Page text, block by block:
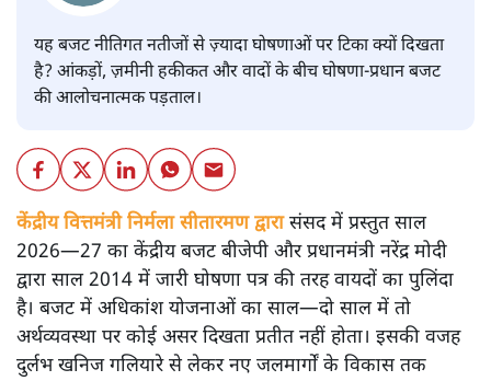
यह बजट नीतिगत नतीजों से ज़्यादा घोषणाओं पर टिका क्यों दिखता
है? आंकड़ों, ज़मीनी हकीकत और वादों के बीच घोषणा-प्रधान बजट
की आलोचनात्मक पड़ताल।
केंद्रीय वित्तमंत्री निर्मला सीतारमण द्वारासंसद में प्रस्तुत साल
2026—27 का केंद्रीय बजट बीजेपी और प्रधानमंत्री नरेंद्र मोदी
द्वारा साल 2014 में जारी घोषणा पत्र की तरह वायदों का पुलिंदा
है। बजट में अधिकांश योजनाओं का साल—दो साल में तो
अर्थव्यवस्था पर कोई असर दिखता प्रतीत नहीं होता। इसकी वजह
दुर्लभ खनिज गलियारे से लेकर नए जलमार्गों के विकास तक